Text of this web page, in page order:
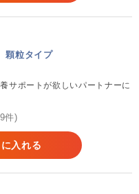
顆粒タイプ
サポートが欲しいパートナーに
件)
入れる